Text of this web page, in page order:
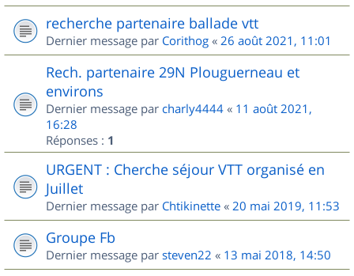
recherche partenaire ballade vtt
Dernier message par Corithog « 26 août 2021, 11:01
Rech. partenaire 29N Plouguerneau et
environs
Dernier message par charly4444 « 11 août 2021,
16:28
Réponses : 1
URGENT : Cherche séjour VTT organisé en
Juillet
Dernier message par Chtikinette « 20 mai 2019, 11:53
Groupe Fb
Dernier message par steven22 « 13 mai 2018, 14:50